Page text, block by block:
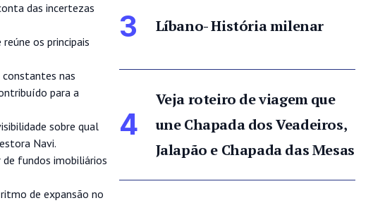
das incertezas
os principais
constantes nas
para a
sobre qual
Navi.
de fundos imobiliários
de expansão no
3 Líbano- História milenar
4
Veja roteiro de viagem que
une Chapada dos Veadeiros,
Jalapão e Chapada das Mesas